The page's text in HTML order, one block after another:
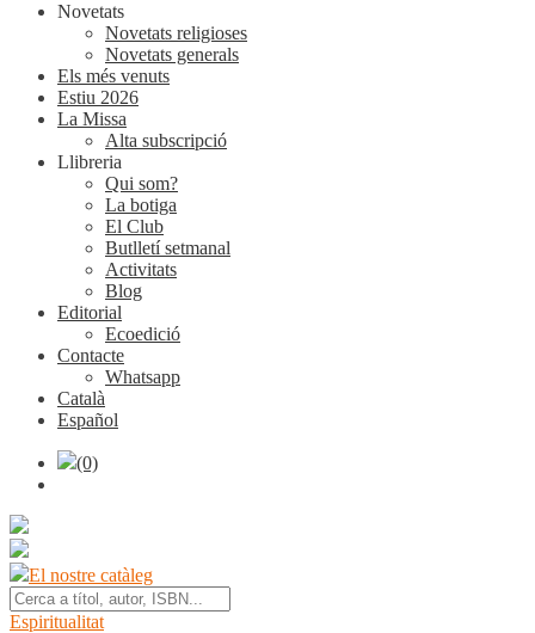
Novetats
Novetats religioses
Novetats generals
Els més venuts
Estiu 2026
La Missa
Alta subscripció
Llibreria
Qui som?
La botiga
El Club
Butlletí setmanal
Activitats
Blog
Editorial
Ecoedició
Contacte
Whatsapp
Català
Español
(0)
El nostre catàleg
Espiritualitat